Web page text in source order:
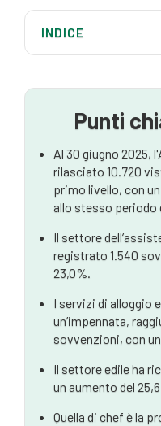
INDICE
Occupazioni con
occupazionali chiave
Da dove vengono
Percorsi per visti
Comprendere il
competenze
L'importanza di un
Il ruolo
Come orientarsi nel
Punti
Al 30 giugno 2025,
rilasciato 10.720
primo livello, con
allo stesso periodo
Il settore
registrato 1.540
23,0%.
I servizi di alloggio
un’impennata,
sovvenzioni, con
Il settore edile ha
un aumento del
Quella di chef è la